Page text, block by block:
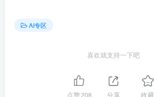
AI专区
喜欢就支持一下吧
点赞208 分享 收藏